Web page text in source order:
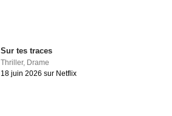
Sur tes traces
Thriller, Drame
18 juin 2026 sur Netflix